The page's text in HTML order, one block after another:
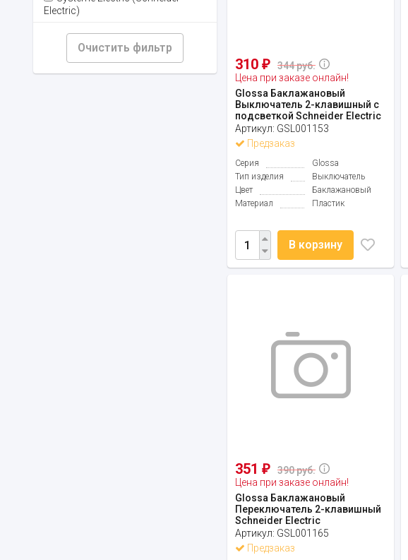
Electric)
Очистить фильтр
310 ₽
344 руб.
Цена при заказе онлайн!
Glossa Баклажановый
Выключатель 2-клавишный с
подсветкой Schneider Electric
Артикул: GSL001153
Предзаказ
Серия
Glossa
Тип изделия
Выключатель
Цвет
Баклажановый
Материал
Пластик
В корзину
351 ₽
390 руб.
Цена при заказе онлайн!
Glossa Баклажановый
Переключатель 2-клавишный
Schneider Electric
Артикул: GSL001165
Предзаказ